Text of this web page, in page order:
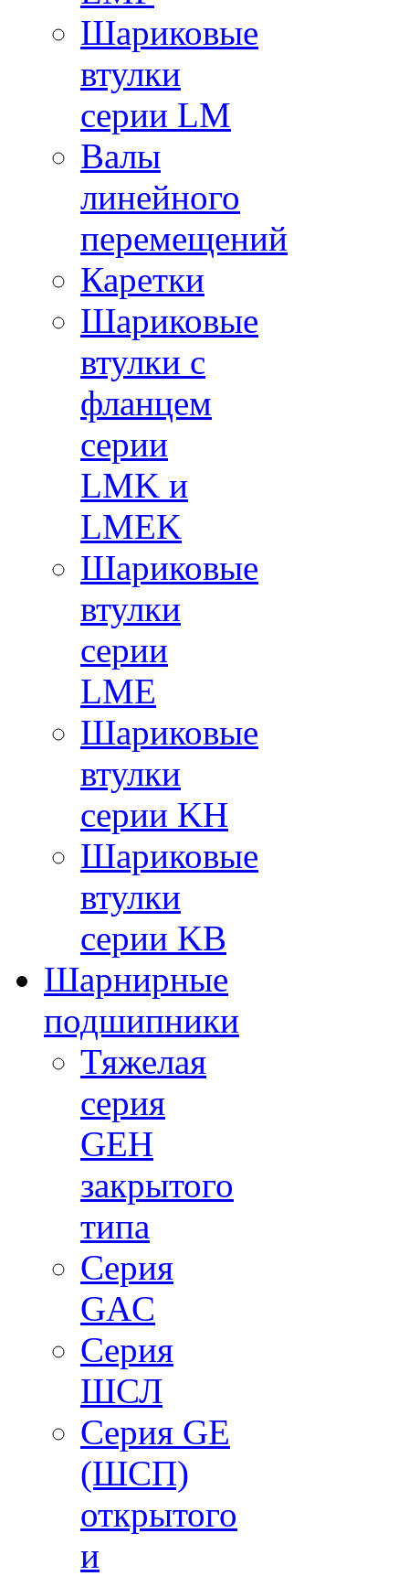
Шариковые
втулки
серии LM
Валы
линейного
перемещений
Каретки
Шариковые
втулки с
фланцем
серии
LMK и
LMEK
Шариковые
втулки
серии
LME
Шариковые
втулки
серии KH
Шариковые
втулки
серии KB
Шарнирные
подшипники
Тяжелая
серия
GEH
закрытого
типа
Серия
GAC
Cерия
ШСЛ
Серия GE
(ШСП)
открытого
и